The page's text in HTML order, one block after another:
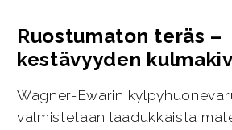
Ruostumaton teräs –
kestävyyden
Wagner-Ewarin
valmistetaan laadukkaista